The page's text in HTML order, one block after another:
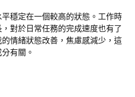
穩定在一個較高的狀態。工作時
對於日常任務的完成速度也有了
情緒狀態改善，焦慮感減少，這
有關。